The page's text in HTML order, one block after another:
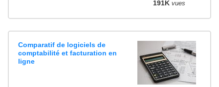
191K vues
Comparatif de logiciels de
comptabilité et facturation en
ligne